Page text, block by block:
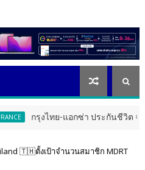
งไทย-แอกซ่า ประกันชีวิต จัดงาน
🇹🇭ตั้งเป้าจำนวนสมาชิก MDRT